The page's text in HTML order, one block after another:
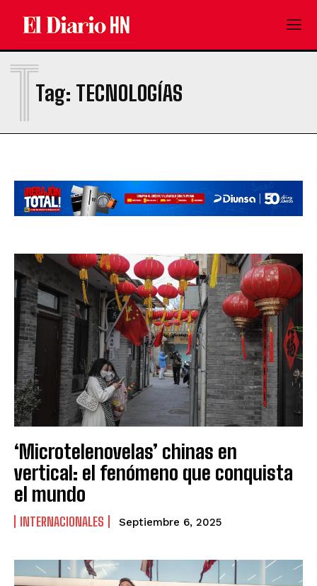
Tag: TECNOLOGÍAS
T
‘Microtelenovelas’ chinas en
vertical: el fenómeno que conquista
el mundo
INTERNACIONALES Septiembre 6, 2025